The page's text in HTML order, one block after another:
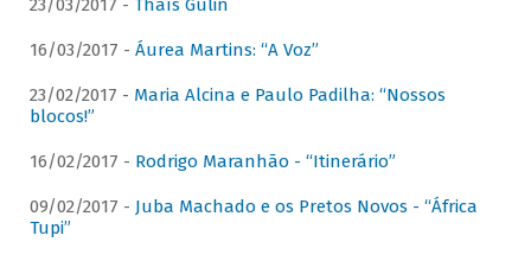
23/03/2017 - Thaís Gulin
16/03/2017 - Áurea Martins: “A Voz”
23/02/2017 - Maria Alcina e Paulo Padilha: “Nossos
blocos!”
16/02/2017 - Rodrigo Maranhão - “Itinerário”
09/02/2017 - Juba Machado e os Pretos Novos - “África
Tupi”